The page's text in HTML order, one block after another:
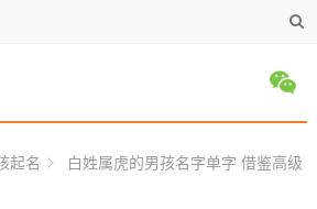
起名
白姓属虎的男孩名字单字 借鉴高级